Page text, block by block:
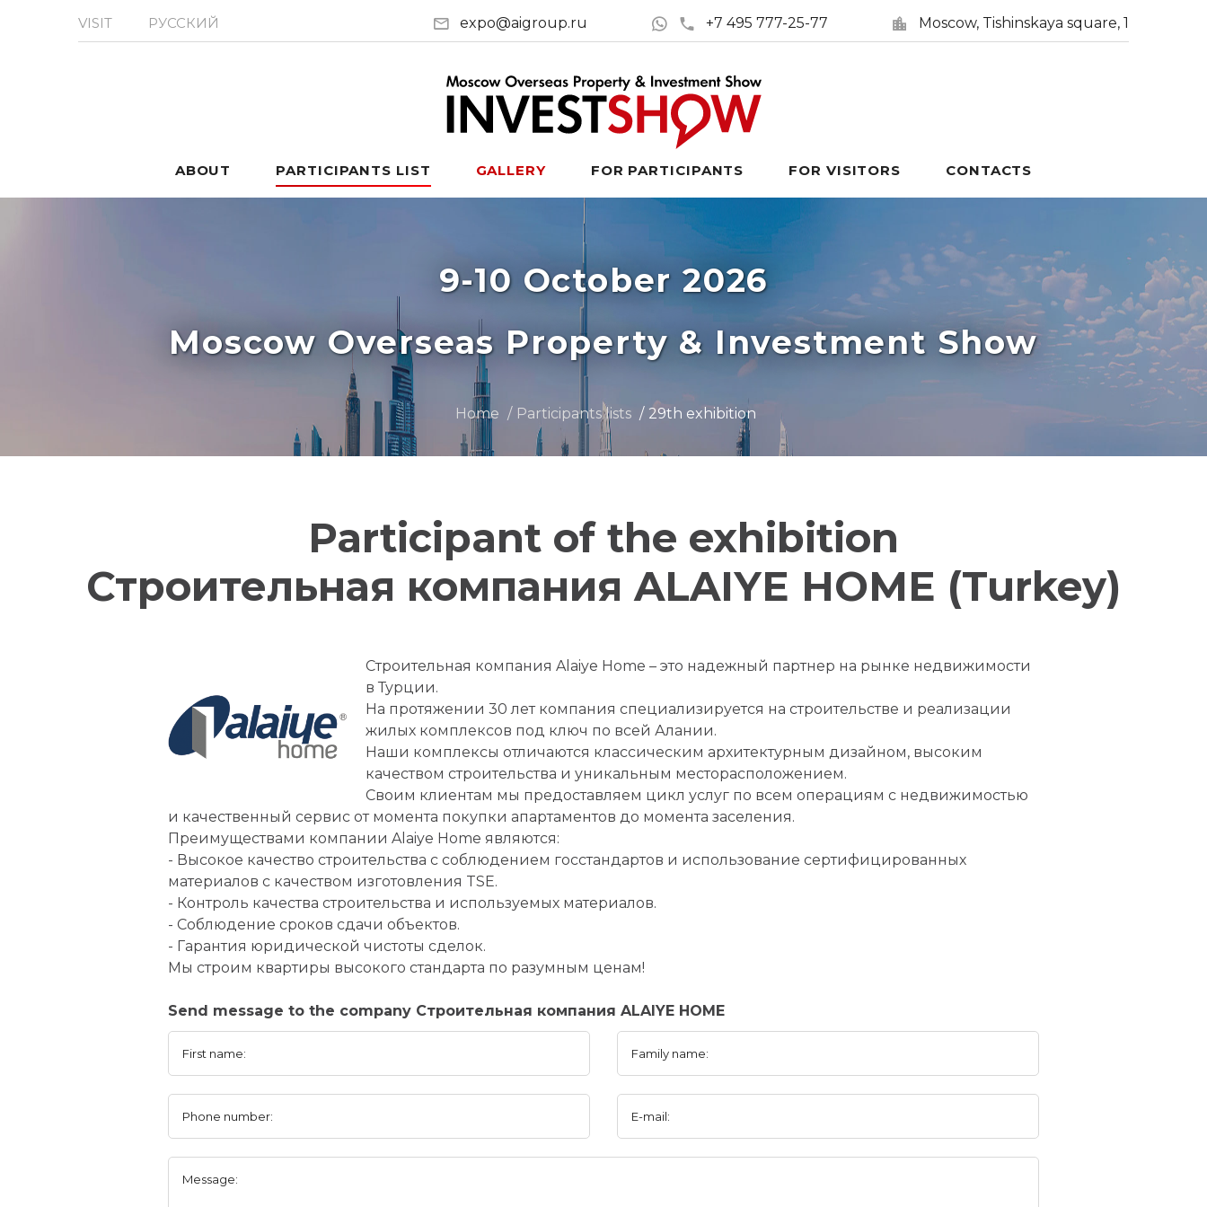
VISIT РУССКИЙ expo@aigroup.ru +7 495 777-25-77 Moscow, Tishinskaya square, 1
ABOUT PARTICIPANTS LIST GALLERY FOR PARTICIPANTS FOR VISITORS CONTACTS
9-10 October 2026
Moscow Overseas Property & Investment Show
Home Participants lists 29th exhibition
Participant of the exhibition
Строительная компания ALAIYE HOME (Turkey)
Строительная компания Alaiye Home – это надежный партнер на рынке недвижимости
в Турции.
На протяжении 30 лет компания специализируется на строительстве и реализации
жилых комплексов под ключ по всей Алании.
Наши комплексы отличаются классическим архитектурным дизайном, высоким
качеством строительства и уникальным месторасположением.
Своим клиентам мы предоставляем цикл услуг по всем операциям с недвижимостью
и качественный сервис от момента покупки апартаментов до момента заселения.
Преимуществами компании Alaiye Home являются:
- Высокое качество строительства с соблюдением госстандартов и использование сертифицированных
материалов с качеством изготовления TSE.
- Контроль качества строительства и используемых материалов.
- Соблюдение сроков сдачи объектов.
- Гарантия юридической чистоты сделок.
Мы строим квартиры высокого стандарта по разумным ценам!
Send message to the company Строительная компания ALAIYE HOME
First name: Family name:
Phone number: E-mail:
Message: